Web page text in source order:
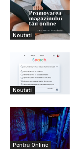
Noutati
Noutati
Pentru Online